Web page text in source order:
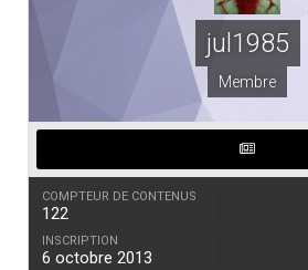
jul1985
Membre
COMPTEUR DE CONTENUS
122
INSCRIPTION
6 octobre 2013